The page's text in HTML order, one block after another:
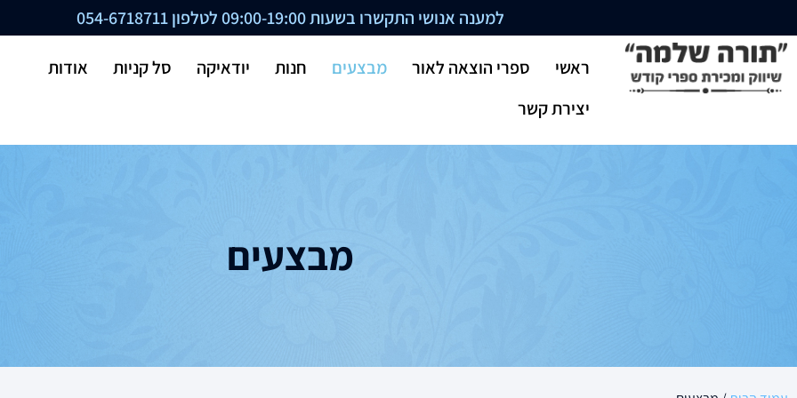
למענה אנושי התקשרו בשעות 09:00-19:00 לטלפון 054-6718711
ראשי ספרי הוצאה לאור מבצעים חנות יודאיקה סל קניות
אודות
יצירת קשר
מבצעים